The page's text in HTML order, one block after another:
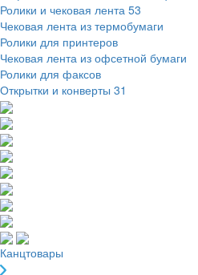
Ролики и чековая лента 53
Чековая лента из термобумаги
Ролики для принтеров
Чековая лента из офсетной бумаги
Ролики для факсов
Открытки и конверты 31
Канцтовары